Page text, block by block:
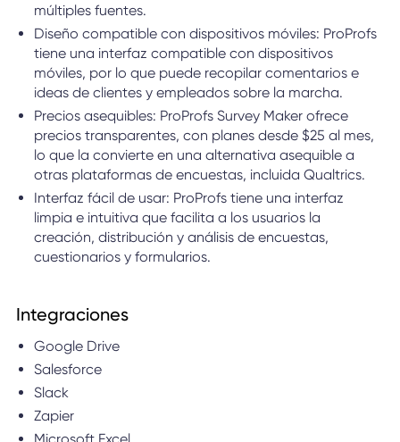
múltiples fuentes.
Diseño compatible con dispositivos móviles: ProProfs
tiene una interfaz compatible con dispositivos
móviles, por lo que puede recopilar comentarios e
ideas de clientes y empleados sobre la marcha.
Precios asequibles: ProProfs Survey Maker ofrece
precios transparentes, con planes desde $25 al mes,
lo que la convierte en una alternativa asequible a
otras plataformas de encuestas, incluida Qualtrics.
Interfaz fácil de usar: ProProfs tiene una interfaz
limpia e intuitiva que facilita a los usuarios la
creación, distribución y análisis de encuestas,
cuestionarios y formularios.
Integraciones
Google Drive
Salesforce
Slack
Zapier